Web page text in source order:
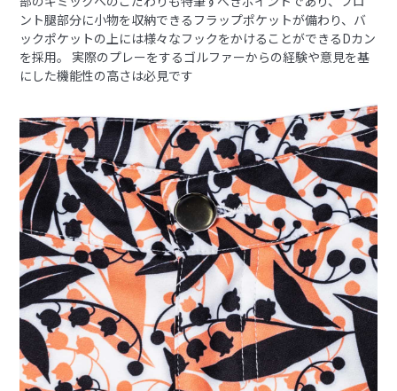
ント腿部分に小物を収納できるフラップポケットが備わり、バ
ックポケットの上には様々なフックをかけることができるDカン
を採用。 実際のプレーをするゴルファーからの経験や意見を基
にした機能性の高さは必見です